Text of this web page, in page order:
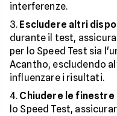
interferenze.
Escludere altri
durante il test,
per lo Speed Test sia
Acantho, escludendo
influenzare i risultati.
Chiudere le finestre
lo Speed Test,